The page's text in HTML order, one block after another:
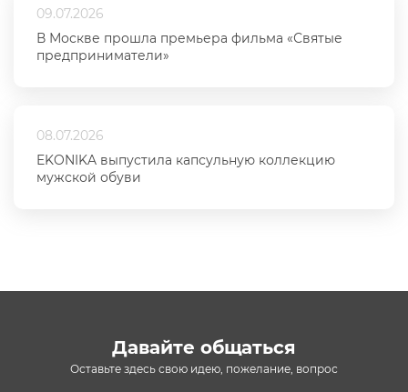
09.07.2026
В Москве прошла премьера фильма «Святые
предприниматели»
08.07.2026
EKONIKA выпустила капсульную коллекцию
мужской обуви
Давайте общаться
Оставьте здесь свою идею, пожелание, вопрос